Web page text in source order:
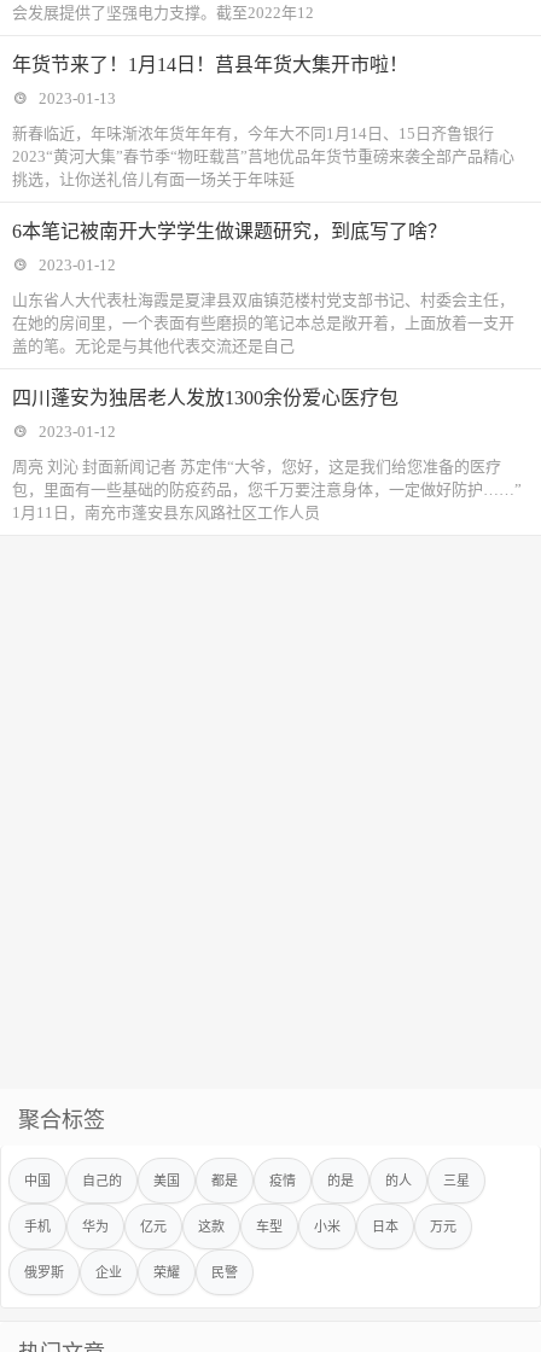
会发展提供了坚强电力支撑。截至2022年12
年货节来了！1月14日！莒县年货大集开市啦！
2023-01-13
新春临近，年味渐浓年货年年有，今年大不同1月14日、15日齐鲁银行
2023“黄河大集”春节季“物旺载莒”莒地优品年货节重磅来袭全部产品精心
挑选，让你送礼倍儿有面一场关于年味延
6本笔记被南开大学学生做课题研究，到底写了啥？
2023-01-12
山东省人大代表杜海霞是夏津县双庙镇范楼村党支部书记、村委会主任，
在她的房间里，一个表面有些磨损的笔记本总是敞开着，上面放着一支开
盖的笔。无论是与其他代表交流还是自己
四川蓬安为独居老人发放1300余份爱心医疗包
2023-01-12
周亮 刘沁 封面新闻记者 苏定伟“大爷，您好，这是我们给您准备的医疗
包，里面有一些基础的防疫药品，您千万要注意身体，一定做好防护……”
1月11日，南充市蓬安县东风路社区工作人员
聚合标签
中国 自己的 美国 都是 疫情 的是 的人 三星
手机 华为 亿元 这款 车型 小米 日本 万元
俄罗斯 企业 荣耀 民警